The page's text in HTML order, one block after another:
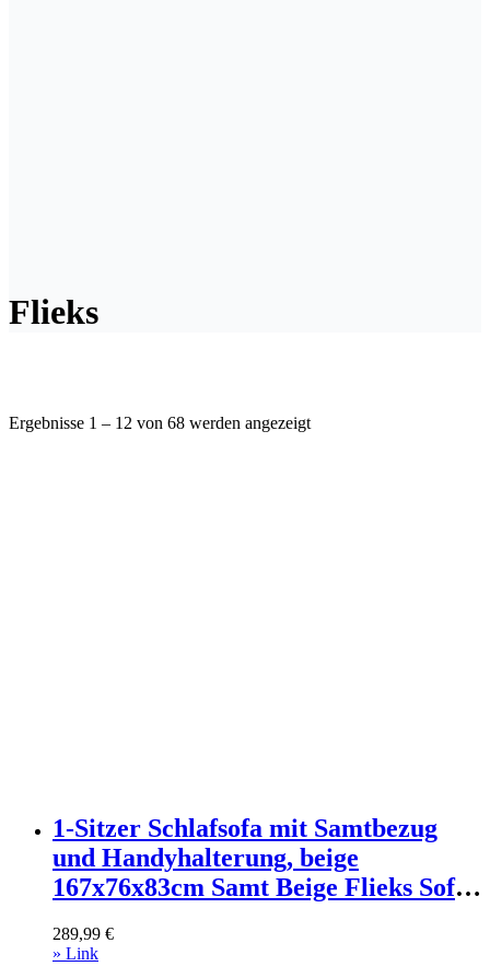
Flieks
Ergebnisse 1 – 12 von 68 werden angezeigt
1-Sitzer Schlafsofa mit Samtbezug
und Handyhalterung, beige
167x76x83cm Samt Beige Flieks Sofas
Polsterbank
289,99 €
» Link